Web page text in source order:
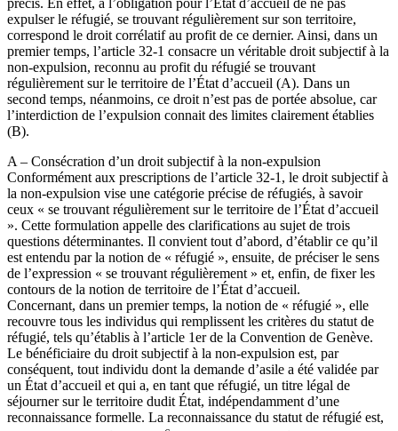
précis. En effet, à l’obligation pour l’État d’accueil de ne pas
expulser le réfugié, se trouvant régulièrement sur son territoire,
correspond le droit corrélatif au profit de ce dernier. Ainsi, dans un
premier temps, l’article 32-1 consacre un véritable droit subjectif à la
non-expulsion, reconnu au profit du réfugié se trouvant
régulièrement sur le territoire de l’État d’accueil (A). Dans un
second temps, néanmoins, ce droit n’est pas de portée absolue, car
l’interdiction de l’expulsion connait des limites clairement établies
(B).
A – Consécration d’un droit subjectif à la non-expulsion
Conformément aux prescriptions de l’article 32-1, le droit subjectif à
la non-expulsion vise une catégorie précise de réfugiés, à savoir
ceux « se trouvant régulièrement sur le territoire de l’État d’accueil
». Cette formulation appelle des clarifications au sujet de trois
questions déterminantes. Il convient tout d’abord, d’établir ce qu’il
est entendu par la notion de « réfugié », ensuite, de préciser le sens
de l’expression « se trouvant régulièrement » et, enfin, de fixer les
contours de la notion de territoire de l’État d’accueil.
Concernant, dans un premier temps, la notion de « réfugié », elle
recouvre tous les individus qui remplissent les critères du statut de
réfugié, tels qu’établis à l’article 1er de la Convention de Genève.
Le bénéficiaire du droit subjectif à la non-expulsion est, par
conséquent, tout individu dont la demande d’asile a été validée par
un État d’accueil et qui a, en tant que réfugié, un titre légal de
séjourner sur le territoire dudit État, indépendamment d’une
reconnaissance formelle. La reconnaissance du statut de réfugié est,